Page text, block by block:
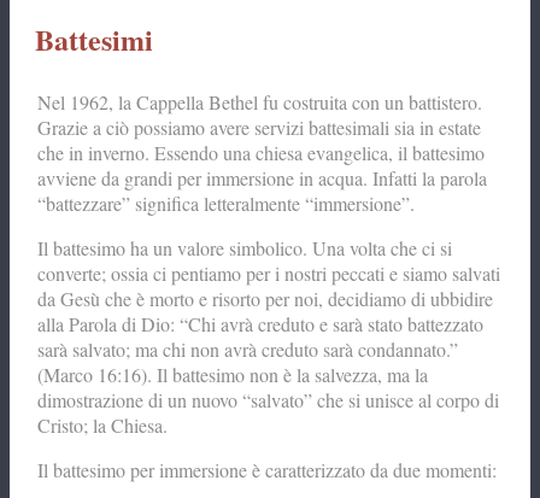
Battesimi
Nel 1962, la Cappella Bethel fu costruita con un battistero.
Grazie a ciò possiamo avere servizi battesimali sia in estate
che in inverno. Essendo una chiesa evangelica, il battesimo
avviene da grandi per immersione in acqua. Infatti la parola
“battezzare” significa letteralmente “immersione”.
Il battesimo ha un valore simbolico. Una volta che ci si
converte; ossia ci pentiamo per i nostri peccati e siamo salvati
da Gesù che è morto e risorto per noi, decidiamo di ubbidire
alla Parola di Dio: “Chi avrà creduto e sarà stato battezzato
sarà salvato; ma chi non avrà creduto sarà condannato.”
(Marco 16:16). Il battesimo non è la salvezza, ma la
dimostrazione di un nuovo “salvato” che si unisce al corpo di
Cristo; la Chiesa.
Il battesimo per immersione è caratterizzato da due momenti: